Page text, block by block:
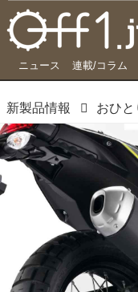
ニュース 連載/コラム
新製品情報